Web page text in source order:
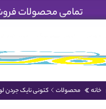
تمامی محصولات
خانه محصولات کتونی نایک